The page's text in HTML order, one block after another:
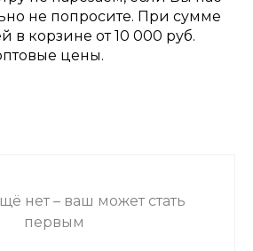
не попросите. При сумме
в корзине от 10 000 руб.
цены.
нет – ваш может стать
первым